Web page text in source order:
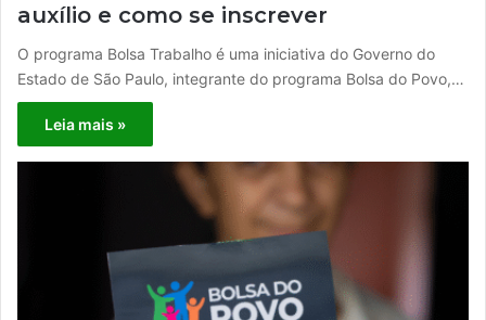
auxílio e como se inscrever
O programa Bolsa Trabalho é uma iniciativa do Governo do
Estado de São Paulo, integrante do programa Bolsa do Povo,…
Leia mais »